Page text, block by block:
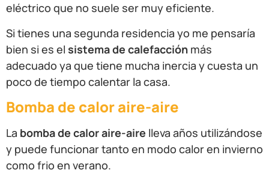
eléctrico que no suele ser muy eficiente.
Si tienes una segunda residencia yo me pensaría
bien si es el sistema de calefacción más
adecuado ya que tiene mucha inercia y cuesta un
poco de tiempo calentar la casa.
Bomba de calor aire-aire
La bomba de calor aire-aire lleva años utilizándose
y puede funcionar tanto en modo calor en invierno
como frio en verano.